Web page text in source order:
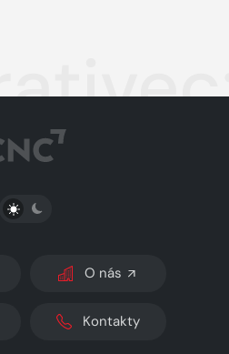
PŘEPNOUT SVĚTLÝ/TMAVÝ REŽIM
O nás
Kontakty